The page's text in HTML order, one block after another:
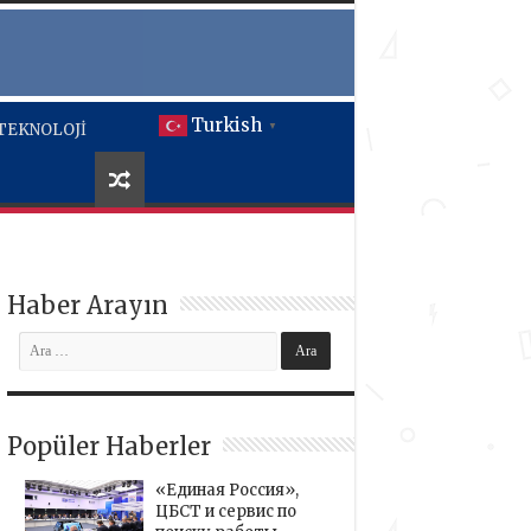
Turkish ▼
Haber Arayın
Popüler Haberler
«Единая Россия»,
ЦБСТ и сервис по